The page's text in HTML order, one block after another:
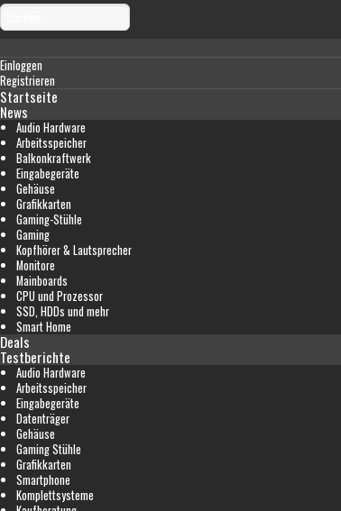
Einloggen
Registrieren
Startseite
News
Audio Hardware
Arbeitsspeicher
Balkonkraftwerk
Eingabegeräte
Gehäuse
Grafikkarten
Gaming-Stühle
Gaming
Kopfhörer & Lautsprecher
Monitore
Mainboards
CPU und Prozessor
SSD, HDDs und mehr
Smart Home
Deals
Testberichte
Audio Hardware
Arbeitsspeicher
Eingabegeräte
Datenträger
Gehäuse
Gaming Stühle
Grafikkarten
Smartphone
Komplettsysteme